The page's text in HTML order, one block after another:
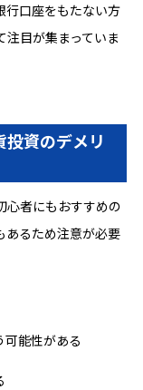
行口座をもたない方
目が集まっていま
投資のデメリ
心者にもおすすめの
あるため注意が必要
能性がある